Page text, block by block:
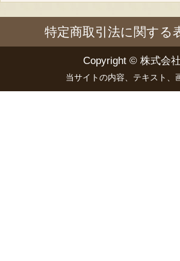
特定商取引法に関する
Copyright © 株式会
当サイトの内容、テキスト、